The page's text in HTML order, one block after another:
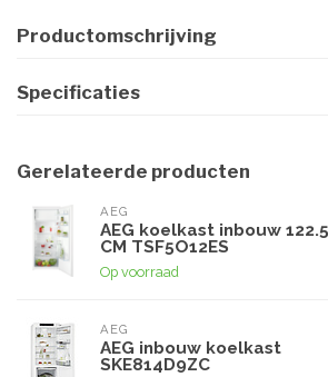
Productomschrijving
Specificaties
Gerelateerde producten
AEG
AEG koelkast inbouw 122.5
CM TSF5O12ES
Op voorraad
AEG
AEG inbouw koelkast
SKE814D9ZC